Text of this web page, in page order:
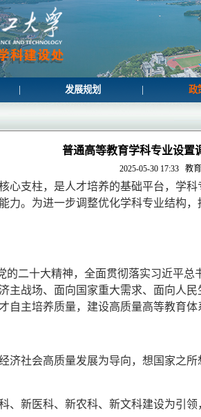
| 发展规划 | 政
普通高等教育学科专业设置
2025-05-30 17:33 教
心支柱，是人才培养的基础平台，学
力。为进一步调整优化学科专业结构
的二十大精神，全面贯彻落实习近平
主战场、面向国家重大需求、面向人
自主培养质量，建设高质量高等教育体
社会高质量发展为导向，想国家之
新医科、新农科、新文科建设为引